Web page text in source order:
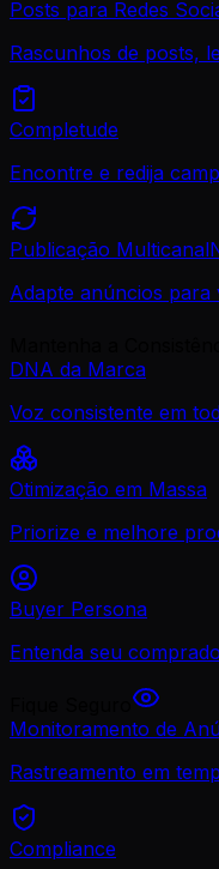
Posts para Redes
Rascunhos de posts,
Completude
Encontre e redija
Publicação Multicanal
Adapte anúncios
DNA da Marca
Voz consistente em
Otimização em Massa
Priorize e melhore
Buyer Persona
Entenda seu
Monitoramento de
Rastreamento em
Compliance